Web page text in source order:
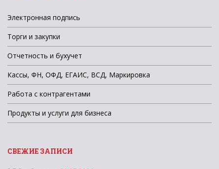
Электронная подпись
Торги и закупки
Отчетность и бухучет
Кассы, ФН, ОФД, ЕГАИС, ВСД, Маркировка
Работа с контрагентами
Продукты и услуги для бизнеса
СВЕЖИЕ ЗАПИСИ